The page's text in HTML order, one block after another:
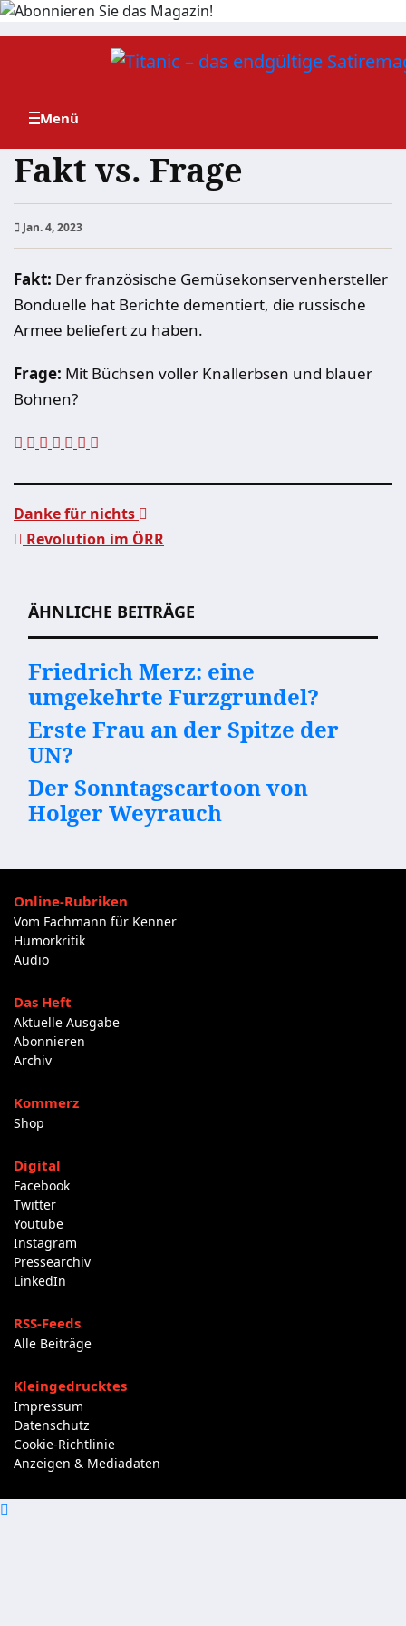
Zum
Fakt vs. Frage
Jan. 4, 2023
Fakt: Der französische Gemüsekonservenhersteller
Bonduelle hat Berichte dementiert, die russische
Armee beliefert zu haben.
Frage: Mit Büchsen voller Knallerbsen und blauer
Bohnen?
Danke für nichts
Revolution im ÖRR
ÄHNLICHE BEITRÄGE
Friedrich Merz: eine
umgekehrte Furzgrundel?
Erste Frau an der Spitze der
UN?
Der Sonntagscartoon von
Holger Weyrauch
Online-Rubriken
Vom Fachmann für Kenner
Humorkritik
Audio
Das Heft
Aktuelle Ausgabe
Abonnieren
Archiv
Kommerz
Shop
Digital
Facebook
Twitter
Youtube
Instagram
Pressearchiv
LinkedIn
RSS-Feeds
Alle Beiträge
Kleingedrucktes
Impressum
Datenschutz
Cookie-Richtlinie
Anzeigen & Mediadaten